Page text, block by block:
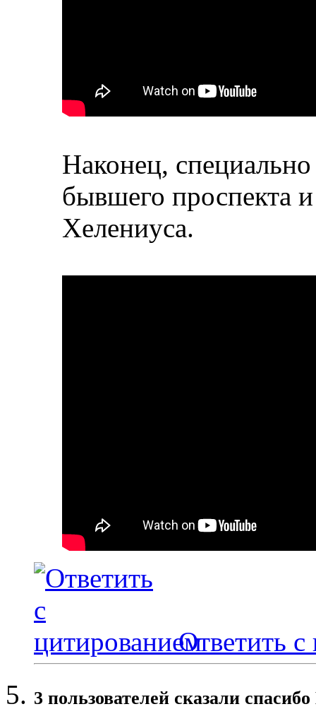
Наконец,
бывшего проспекта
Хелениуса.
Ответить с
3 пользователей сказали